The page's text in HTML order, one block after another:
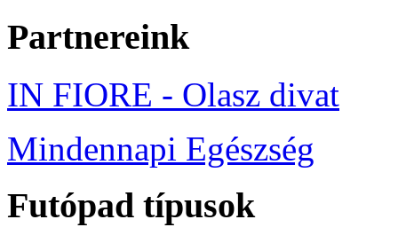
Partnereink
IN FIORE - Olasz divat
Mindennapi Egészség
Futópad típusok